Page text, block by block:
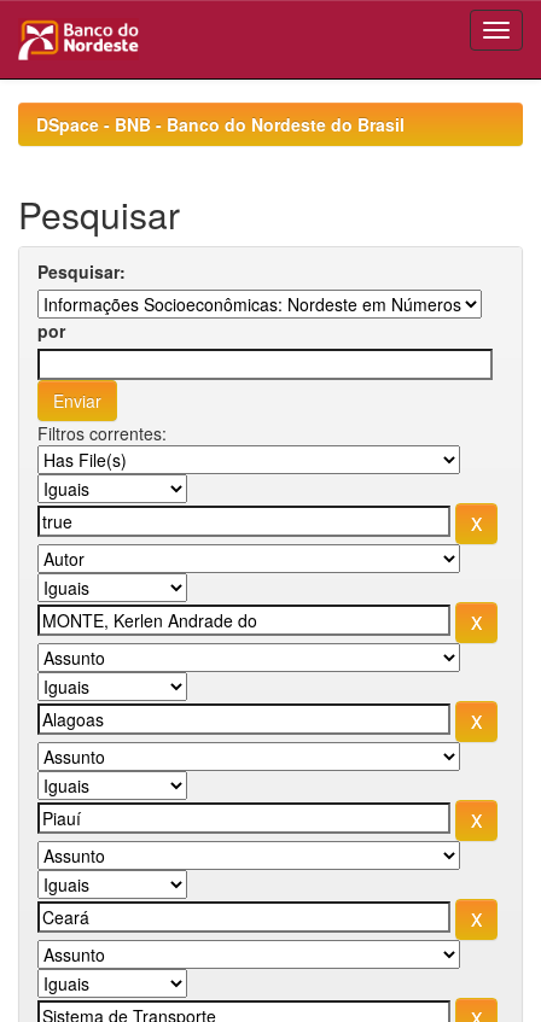
navigationDSpace - BNB - Banco do Nordeste do Brasil
Pesquisar
Pesquisar:
por
Filtros correntes: